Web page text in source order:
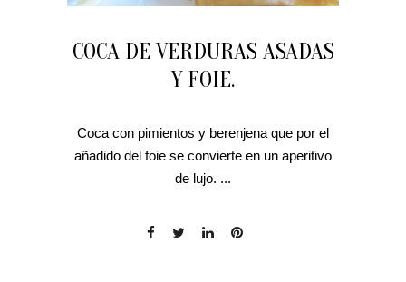
COCA DE VERDURAS ASADAS
Y FOIE.
Coca con pimientos y berenjena que por el
añadido del foie se convierte en un aperitivo
de lujo. ...